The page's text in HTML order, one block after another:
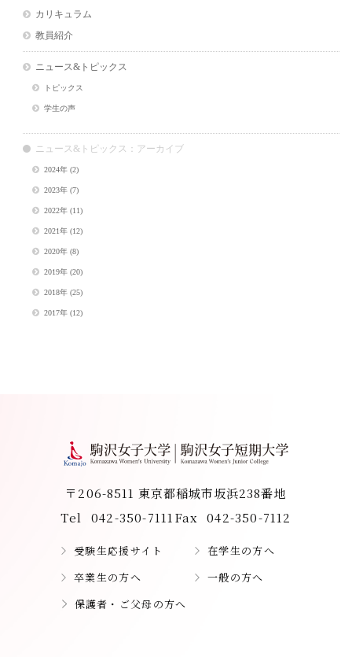
カリキュラム
教員紹介
ニュース&トピックス
トピックス
学生の声
ニュース&トピックス：アーカイブ
2024年(2)
2023年(7)
2022年(11)
2021年(12)
2020年(8)
2019年(20)
2018年(25)
2017年(12)
〒206-8511 東京都稲城市坂浜238番地
Tel
042-350-7111Fax 042-350-7112
受験生応援サイト
在学生の方へ
卒業生の方へ
一般の方へ
保護者・ご父母の方へ